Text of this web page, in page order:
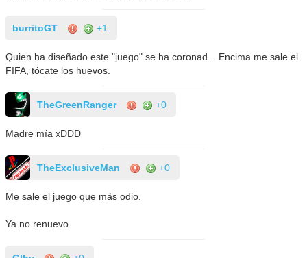
burritoGT +1
Quien ha diseñado este "juego" se ha coronad... Encima me sale el
FIFA, tócate los huevos.
TheGreenRanger +0
Madre mía xDDD
TheExclusiveMan +0
Me sale el juego que más odio.
Ya no renuevo.